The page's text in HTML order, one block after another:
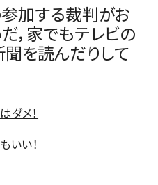
加する裁判がお
，家でもテレビの
聞を読んだりして
ダメ！
いい！